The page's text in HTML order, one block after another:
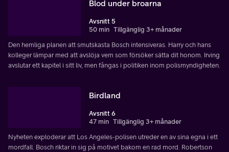
Blod under broarna
Avsnitt 5
50 min Tillgänglig 3+ månader
Den hemliga planen att smutskasta Bosch intensiveras. Harry och hans
kolleger lämpar med att avslöja vem som försöker sätta dit honom. Irving
avslutar ett kapitel i sitt liv, men fångas i politiken inom polismyndigheten.
Birdland
Avsnitt 6
47 min Tillgänglig 3+ månader
Nyheten exploderar att Los Angeles-polisen utreder en av sina egna i ett
mordfall. Bosch riktar in sig på motivet bakom en rad mord. Robertson